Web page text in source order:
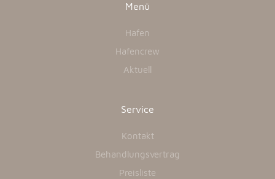
Menü
Hafen
Hafencrew
Aktuell
Service
Kontakt
Behandlungsvertrag
Preisliste